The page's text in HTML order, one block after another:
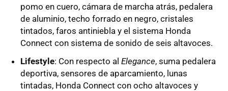
pomo en cuero, cámara de marcha atrás, pedalera
de aluminio, techo forrado en negro, cristales
tintados, faros antiniebla y el sistema Honda
Connect con sistema de sonido de seis altavoces.
Lifestyle: Con respecto al Elegance, suma pedalera
deportiva, sensores de aparcamiento, lunas
tintadas, Honda Connect con ocho altavoces y